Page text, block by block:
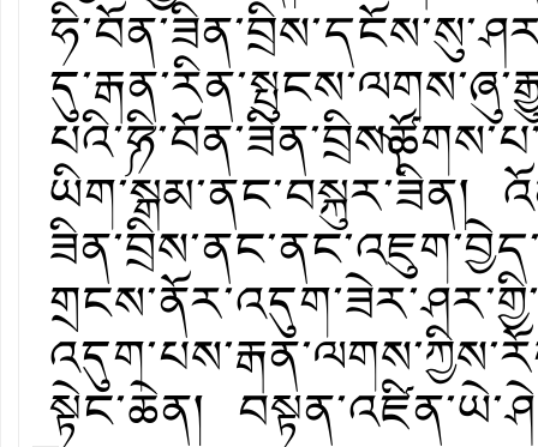
ཡིག་སྒམ་ནང་བསྐུར་ཟིན།
སྟེང་ཆེན།